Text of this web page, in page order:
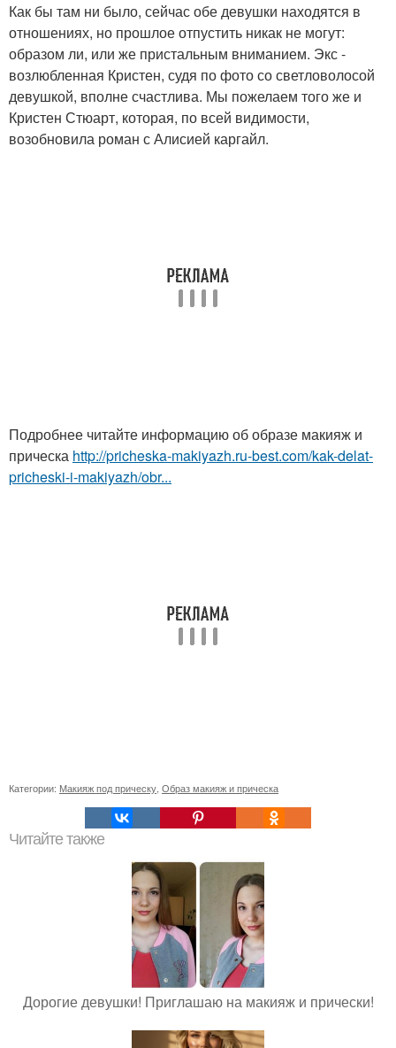
Как бы там ни было, сейчас обе девушки находятся в
отношениях, но прошлое отпустить никак не могут:
образом ли, или же пристальным вниманием. Экс -
возлюбленная Кристен, судя по фото со светловолосой
девушкой, вполне счастлива. Мы пожелаем того же и
Кристен Стюарт, которая, по всей видимости,
возобновила роман с Алисией каргайл.
Подробнее читайте информацию об образе макияж и
прическа http://pricheska-makiyazh.ru-best.com/kak-delat-
pricheski-i-makiyazh/obr...
Категории: Макияж под прическу, Образ макияж и прическа
Читайте также
Дорогие девушки! Приглашаю на макияж и прически!